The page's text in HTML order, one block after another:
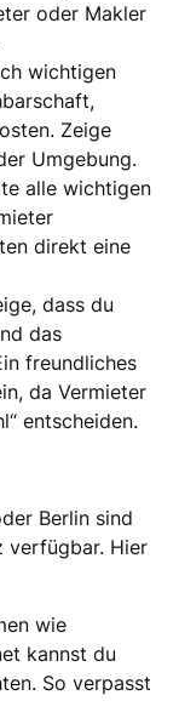
oder Makler
wichtigen
Zeige
Umgebung.
alle wichtigen
direkt eine
dass du
das
freundliches
da Vermieter
entscheiden.
Berlin sind
verfügbar. Hier
wie
kannst du
So verpasst